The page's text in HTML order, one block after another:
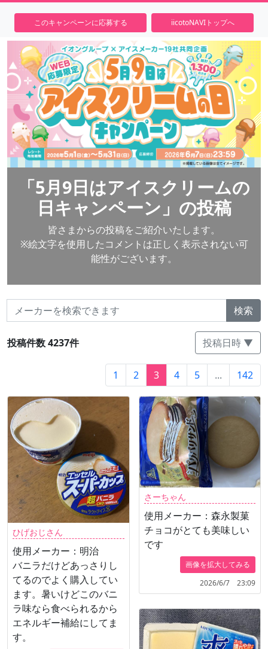
このキャンペーンに応募する iicotoNAVIトップへ
「5月9日はアイスクリームの
日キャンペーン」の投稿
皆さまからの投稿をご紹介いたします。
※絵文字を使用したコメントは正しく表示されない可
能性がございます。
検索
投稿件数 4237件 投稿日時 ▼
1 2 3 4 5 ... 142
ひげおじさん
使用メーカー：明治
バニラだけどあっさりし
てるのでよく購入してい
ます。暑いけどこのバニ
ラ味なら食べられるから
エネルギー補給にしてま
す。
さーちゃん
使用メーカー：森永製菓
チョコがとても美味しい
です
画像を拡大してみる
2026/6/7 23:09